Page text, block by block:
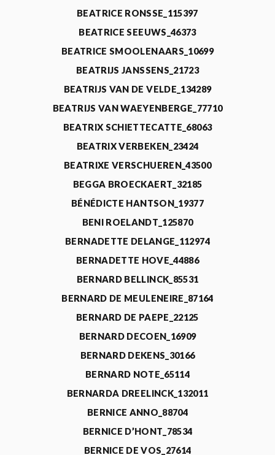
BEATRICE RONSSE_115397
BEATRICE SEEUWS_46373
BEATRICE SMOOLENAARS_10699
BEATRIJS JANSSENS_21723
BEATRIJS VAN DE VELDE_134289
BEATRIJS VAN WAEYENBERGE_77710
BEATRIX SCHIETTECATTE_68063
BEATRIX VERBEKEN_23424
BEATRIXE VERSCHUEREN_43500
BEGGA BROECKAERT_32185
BÉNÉDICTE HANTSON_19377
BENI ROELANDT_125870
BERNADETTE DELANGE_112974
BERNADETTE HOVE_44886
BERNARD BELLINCK_85531
BERNARD DE MEULENEIRE_87164
BERNARD DE PAEPE_22125
BERNARD DECOEN_16909
BERNARD DEKENS_30166
BERNARD NOTE_65114
BERNARDA DREELINCK_132011
BERNICE ANNO_88704
BERNICE D’HONT_78534
BERNICE DE VOS_27614